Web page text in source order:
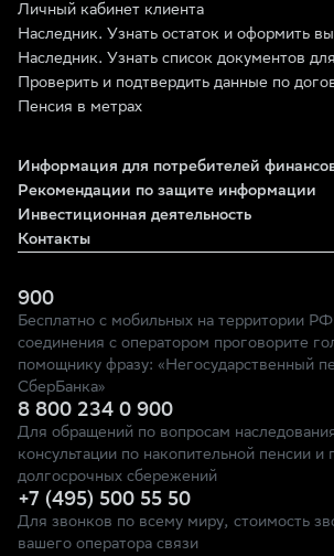
Личный кабинет клиента
Наследник. Узнать остаток и оформить
Наследник. Узнать список документов
Проверить и подтвердить данные по
Пенсия в метрах
Информация для потребителей
Рекомендации по защите информации
Инвестиционная деятельность
Контакты
900
Бесплатно с мобильных на территории
соединения с оператором проговорите
помощнику фразу: «Негосударственный
СберБанка»
8 800 234 0 900
Для обращений по вопросам
консультации по накопительной пенсии и
долгосрочных сбережений
+7 (495) 500 55 50
Для звонков по всему миру, стоимость
вашего оператора связи